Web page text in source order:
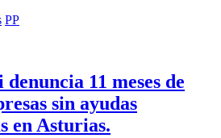
PP
11 meses de
sin ayudas
en Asturias.